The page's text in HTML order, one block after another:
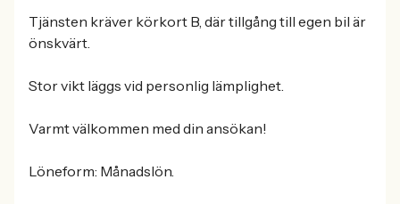
Tjänsten kräver körkort B, där tillgång till egen bil är
önskvärt.
Stor vikt läggs vid personlig lämplighet.
Varmt välkommen med din ansökan!
Löneform: Månadslön.